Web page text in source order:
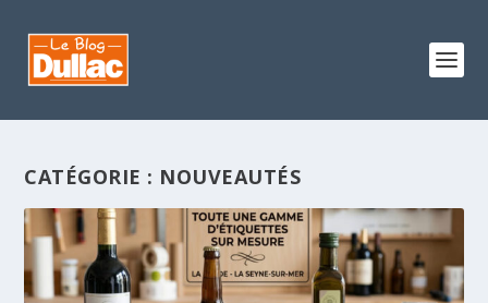
CATÉGORIE : NOUVEAUTÉS